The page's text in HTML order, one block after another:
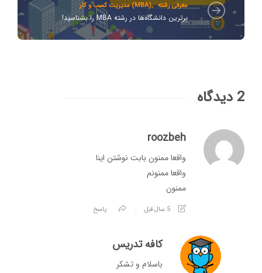
مدیریت کسب و کار (MBA), معرفی رشته
برترین دانشگاه‌ها در رشته MBA را بشناسید!
2 دیدگاه
roozbeh
واقعا ممنون بابت نوشتن اینا
واقعا ممنونم
ممنون
5 سال قبل پاسخ
کافه تدریس
باسلام و تشکر